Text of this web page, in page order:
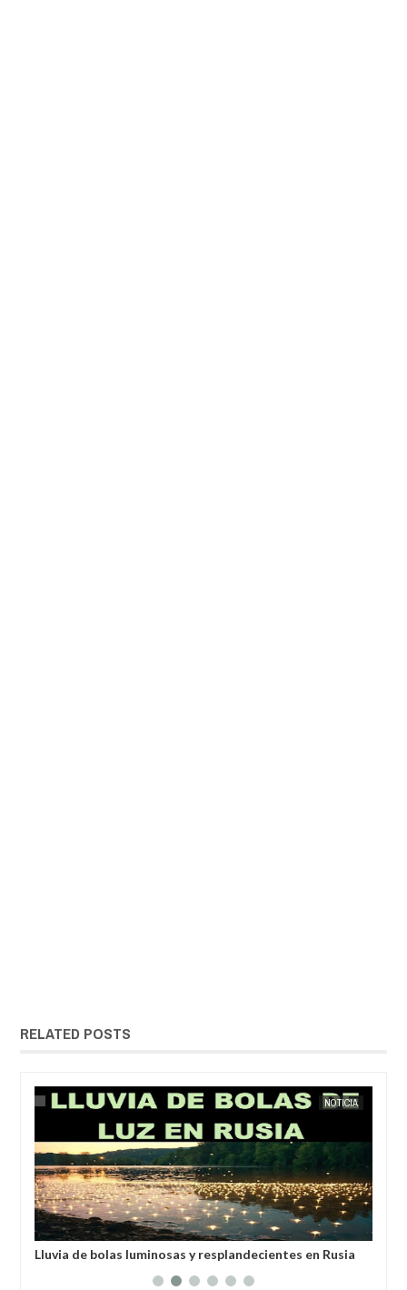
RELATED POSTS
NOTICIA
Lluvia de bolas luminosas y resplandecientes en Rusia
EXTRANOTIX MISTERIO